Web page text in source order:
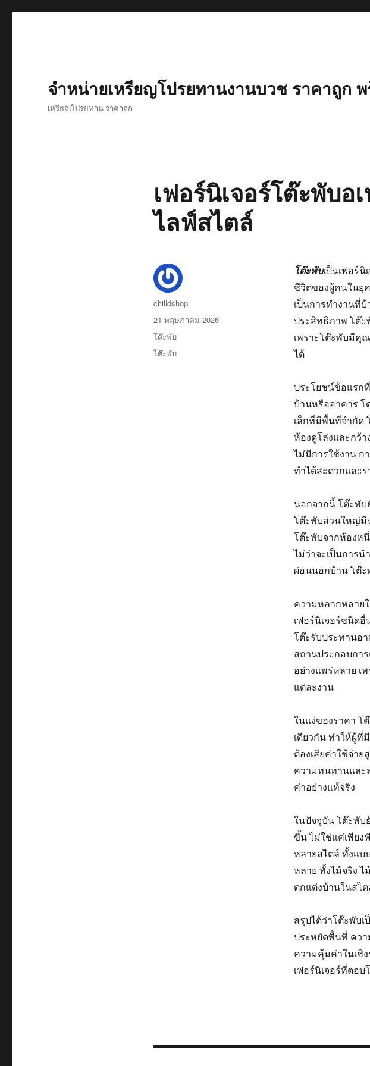
จำหน่ายเหรียญโปรยทานงานบวช ราคาถูก พ
เหรียญโปรยทาน ราคาถูก
เฟอร์นิเจอร์โต๊ะพับ
ไลฟ์สไตล์
โต๊ะพับเป็นเฟอร์
ชีวิตของผู้คนในยุ
เป็นการทำงานที่
ประสิทธิภาพ โต๊ะ
เพราะโต๊ะพับมีคุ
ได้
ประโยชน์ข้อแรก
บ้านหรืออาคาร โ
เล็กที่มีพื้นที่จำกัด
ห้องดูโล่งและกว้
ไม่มีการใช้งาน ก
ทำได้สะดวกและร
นอกจากนี้ โต๊ะพับ
โต๊ะพับส่วนใหญ่มี
โต๊ะพับจากห้องห
ไม่ว่าจะเป็นการ
ผ่อนนอกบ้าน โต๊
ความหลากหลาย
เฟอร์นิเจอร์ชนิด
โต๊ะรับประทานอ
สถานประกอบกา
อย่างแพร่หลาย เ
แต่ละงาน
ในแง่ของราคา โ
เดียวกัน ทำให้ผู้ที่
ต้องเสียค่าใช้จ่า
ความทนทานและ
ค่าอย่างแท้จริง
ในปัจจุบัน โต๊ะพั
ขึ้น ไม่ใช่แค่เพียง
หลายสไตล์ ทั้งแบ
หลาย ทั้งไม้จริง
ตกแต่งบ้านในสไต
สรุปได้ว่าโต๊ะพับ
ประหยัดพื้นที่ ควา
ความคุ้มค่าในเชิ
เฟอร์นิเจอร์ที่ตอ
ผู้
เขียน
chilldshop
เขียน
เมื่อ
21 พฤษภาคม 2026
หมวด
หมู่
โต๊ะพับ
ป้าย
โต๊ะพับ